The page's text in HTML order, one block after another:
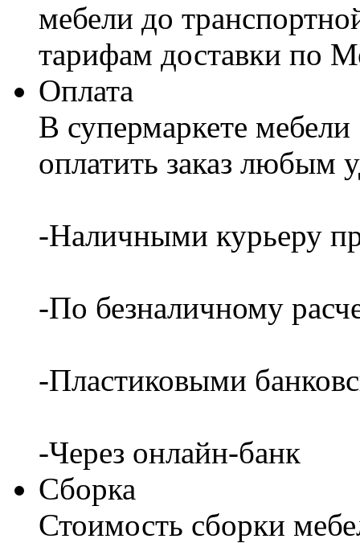
мебели до
тарифам доставки по
Оплата
В супермаркете
оплатить заказ любым
-Наличными курьеру
-По безналичному
-Пластиковыми
-Через онлайн-банк
Сборка
Стоимость сборки